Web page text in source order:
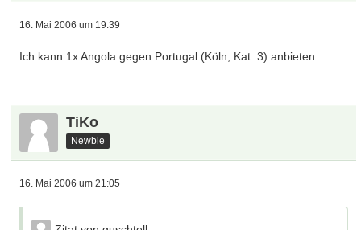
16. Mai 2006 um 19:39
Ich kann 1x Angola gegen Portugal (Köln, Kat. 3) anbieten.
TiKo
Newbie
16. Mai 2006 um 21:05